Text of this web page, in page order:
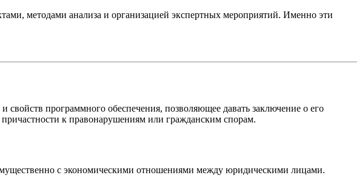
методами анализа и организацией экспертных мероприятий. Именно эти
программного обеспечения, позволяющее давать заключение о его
к правонарушениям или гражданским спорам.
с экономическими отношениями между юридическими лицами.